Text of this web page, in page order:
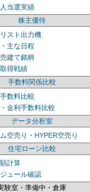
当選実績
株主優待
スト出力機
主な日程
建て銘柄
得戦績
手数料関係比較
数料比較
金利手数料比較
データ分析室
空売り・HYPER空売り
住宅ローン比較
計算
ュール確認
験室・準備中・倉庫